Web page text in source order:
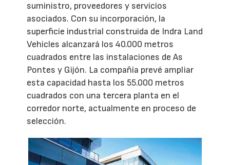
suministro, proveedores y servicios
asociados. Con su incorporación, la
superficie industrial construida de Indra Land
Vehicles alcanzará los 40.000 metros
cuadrados entre las instalaciones de As
Pontes y Gijón. La compañía prevé ampliar
esta capacidad hasta los 55.000 metros
cuadrados con una tercera planta en el
corredor norte, actualmente en proceso de
selección.